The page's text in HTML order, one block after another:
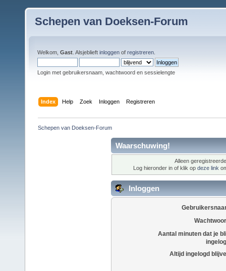
Schepen van Doeksen-Forum
Welkom, Gast . Alsjeblieft inloggen of registreren
Login met gebruikersnaam, wachtwoord en sessielengte
Index Help Zoek Inloggen Registreren
Schepen van Doeksen-Forum
Waarschuwing!
Alleen
Log hieronder in of klik op deze link
Inloggen
Aantal minuten dat je
Altijd ingelogd